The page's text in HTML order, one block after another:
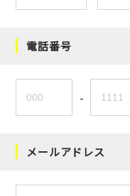
電話番号
-
メールアドレス